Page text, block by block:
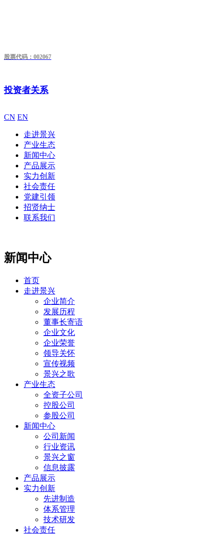
股票代码：002067
投资者关系
CN EN
走进景兴
产业生态
新闻中心
产品展示
实力创新
社会责任
党建引领
招贤纳士
联系我们
新闻中心
首页
走进景兴
企业简介
发展历程
董事长寄语
企业文化
企业荣誉
领导关怀
宣传视频
景兴之歌
产业生态
全资子公司
控股公司
参股公司
新闻中心
公司新闻
行业资讯
景兴之窗
信息披露
产品展示
实力创新
先进制造
体系管理
技术研发
社会责任